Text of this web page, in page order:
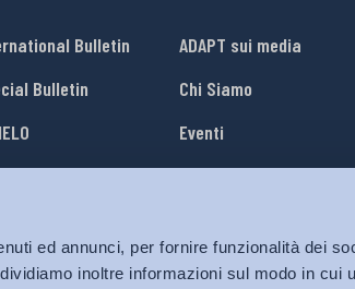
ed annunci, per fornire funzionalità dei
inoltre informazioni sul modo in cui
Bulletin
Bulletin
ADAPT sui media
Chi Siamo
Eventi
Lavora con Noi